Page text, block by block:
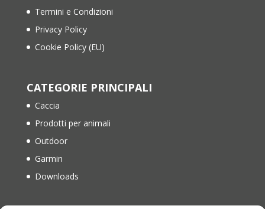
Termini e Condizioni
Privacy Policy
Cookie Policy (EU)
CATEGORIE PRINCIPALI
Caccia
Prodotti per animali
Outdoor
Garmin
Downloads